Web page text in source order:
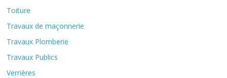
Toiture
Travaux de maçonnerie
Travaux Plomberie
Travaux Publics
Verrières